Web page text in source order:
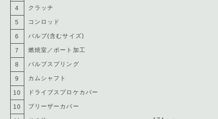
4 クラッチ
5 コンロッド
6 バルブ(含むサイズ)
7 燃焼室／ポート加工
8 バルブスプリング
9 カムシャフト
10 ドライブスプロケカバー
10 ブリーザーカバー